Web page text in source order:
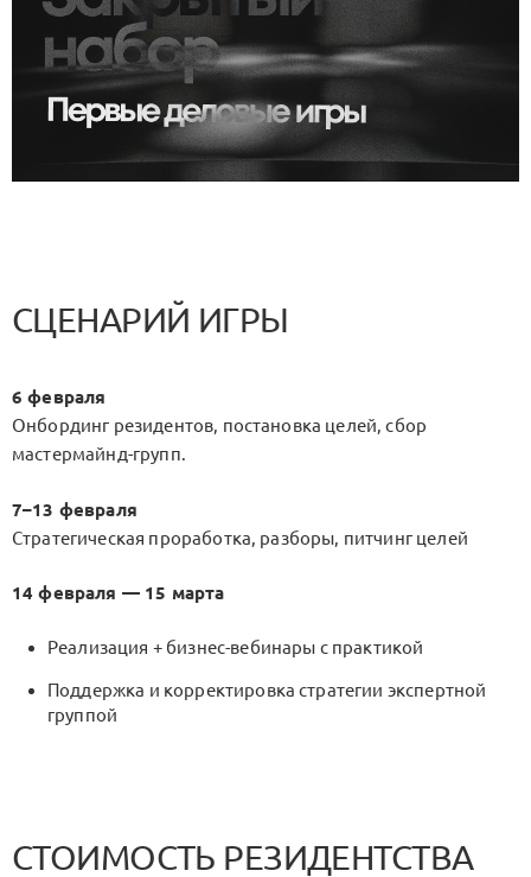
СЦЕНАРИЙ ИГРЫ
6 февраля
Онбординг резидентов, постановка целей, сбор
мастермайнд-групп.
7–13 февраля
Стратегическая проработка, разборы, питчинг целей
14 февраля — 15 марта
Реализация + бизнес-вебинары с практикой
Поддержка и корректировка стратегии экспертной
группой
СТОИМОСТЬ РЕЗИДЕНТСТВА